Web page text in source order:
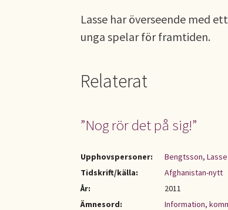
Lasse har överseende med
unga spelar för framtiden.
Relaterat
”Nog rör det på sig!”
Upphovspersoner: Bengtsson, Lasse
Tidskrift/källa:
Afghanistan-nytt
År:
2011
Ämnesord:
Information,